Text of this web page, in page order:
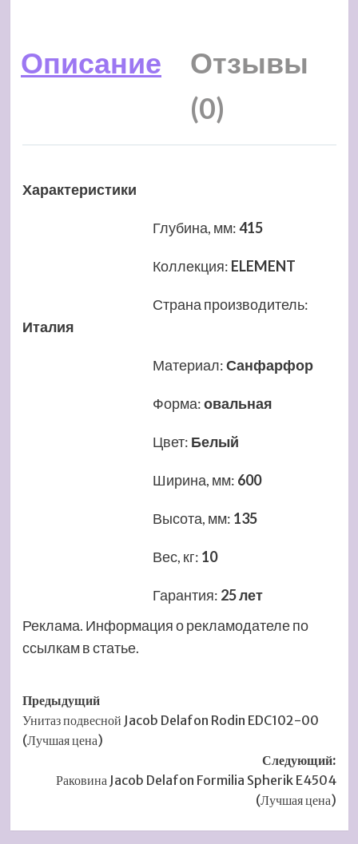
Описание
Отзывы
(0)
Характеристики
Глубина, мм:415
Коллекция: ELEMENT
Страна производитель:
Италия
Материал:Санфарфор
Форма:овальная
Цвет: Белый
Ширина, мм: 600
Высота, мм: 135
Вес, кг: 10
Гарантия: 25 лет
Реклама. Информация о рекламодателе по
ссылкам в статье.
Навигация
записи
Предыдущий
Унитаз подвесной Jacob Delafon Rodin EDC102-00
(Лучшая цена)
Следующий:
Раковина Jacob Delafon Formilia Spherik E4504
(Лучшая цена)